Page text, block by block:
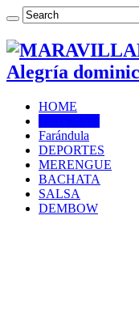
Alegría
HOME
Farándula
DEPORTES
MERENGUE
BACHATA
SALSA
DEMBOW